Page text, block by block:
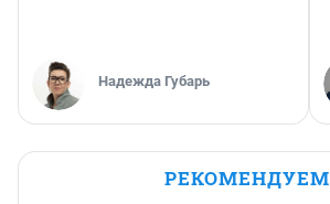
Надежда Губарь
РЕКОМЕНДУЕМ